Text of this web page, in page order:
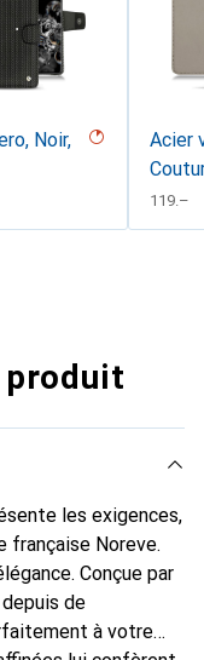
Noir,
Acier
CHF
119.–
les exigences,
française Noreve.
Conçue par
de
à votre